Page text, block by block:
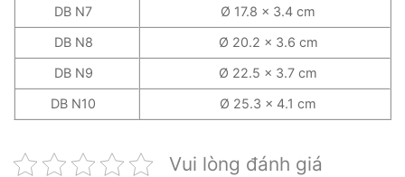
DB N7
Ø 17.8 x 3.4 cm
DB N8
Ø 20.2 x 3.6 cm
DB N9
Ø 22.5 x 3.7 cm
DB N10
Ø 25.3 x 4.1 cm
Vui lòng đánh giá